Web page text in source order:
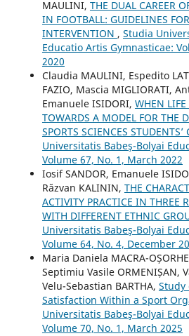
MAULINI, THE DUAL CAREER
IN FOOTBALL: GUIDELINES
INTERVENTION , Studia
Educatio Artis Gymnasticae:
2020
Claudia MAULINI, Espedito
FAZIO, Mascia MIGLIORATI,
Emanuele ISIDORI, WHEN
TOWARDS A MODEL FOR THE
SPORTS SCIENCES STUDENTS’
Universitatis Babeş-Bolyai
Volume 67, No. 1, March 2022
Iosif SANDOR, Emanuele
Răzvan KALININ, THE
ACTIVITY PRACTICE IN THREE
WITH DIFFERENT ETHNIC
Universitatis Babeş-Bolyai
Volume 64, No. 4, December
Maria Daniela MACRA-
Septimiu Vasile ORMENIȘAN,
Velu-Sebastian BARTHA, Study
Satisfaction Within a Sport
Universitatis Babeş-Bolyai
Volume 70, No. 1, March 2025